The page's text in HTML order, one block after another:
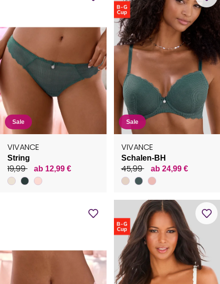
Sale
VIVANCE
String
19,99 ab 12,99 €
Sale
VIVANCE
Schalen-BH
45,99 ab 24,99 €